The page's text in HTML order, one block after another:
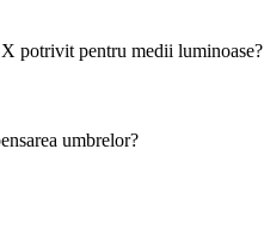
potrivit pentru medii luminoase?
umbrelor?